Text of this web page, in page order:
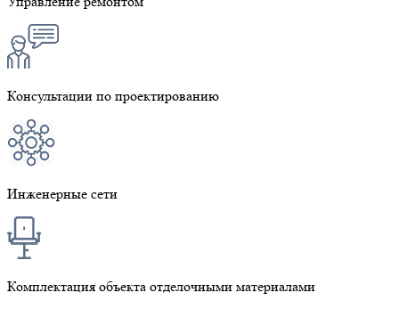
Консультации по проектированию
Инженерные сети
Комплектация объекта отделочными материалами